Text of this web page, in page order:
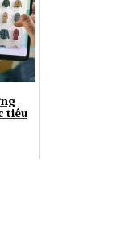
tiêu